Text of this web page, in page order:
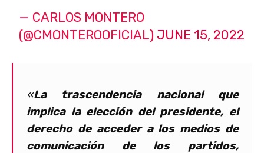
— CARLOS MONTERO
(@CMONTEROOFICIAL) JUNE 15, 2022
«La trascendencia nacional que
implica la elección del presidente, el
derecho de acceder a los medios de
comunicación de los partidos,